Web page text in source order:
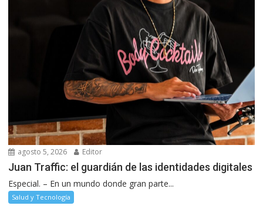
agosto 5, 2026 Editor
Juan Traffic: el guardián de las identidades digitales
Especial. – En un mundo donde gran parte...
Salud y Tecnología